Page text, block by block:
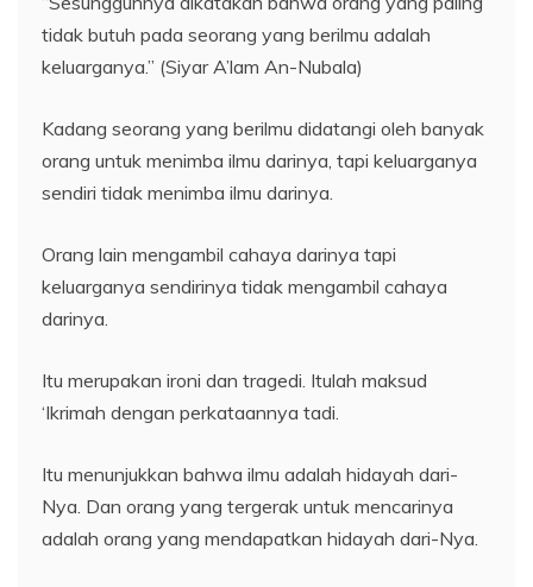
tidak butuh pada seorang yang berilmu adalah
keluarganya.” (Siyar A’lam An-Nubala)
Kadang seorang yang berilmu didatangi oleh banyak
orang untuk menimba ilmu darinya, tapi keluarganya
sendiri tidak menimba ilmu darinya.
Orang lain mengambil cahaya darinya tapi
keluarganya sendirinya tidak mengambil cahaya
darinya.
Itu merupakan ironi dan tragedi. Itulah maksud
‘Ikrimah dengan perkataannya tadi.
Itu menunjukkan bahwa ilmu adalah hidayah dari-
Nya. Dan orang yang tergerak untuk mencarinya
adalah orang yang mendapatkan hidayah dari-Nya.